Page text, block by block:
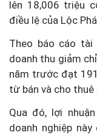
lên 18,006 triệu
điều lệ của Lộc
Theo báo cáo tài
doanh thu giảm
năm trước đạt
từ bán và cho
Qua đó, lợi
doanh nghiệp